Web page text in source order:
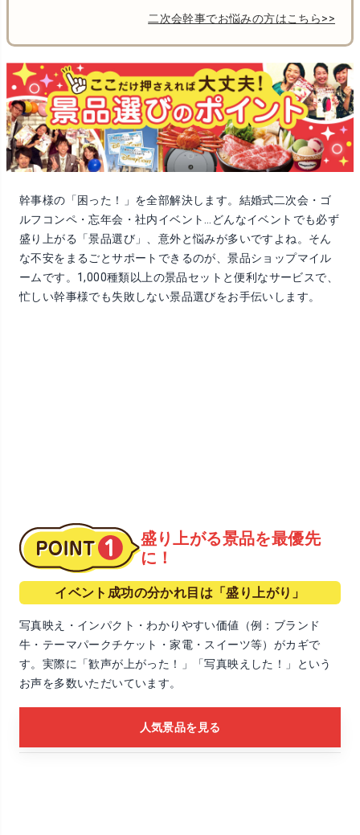
二次会幹事でお悩みの方はこちら>>
幹事様の「困った！」を全部解決します。結婚式二次会・ゴ
ルフコンペ・忘年会・社内イベント…どんなイベントでも必ず
盛り上がる「景品選び」、意外と悩みが多いですよね。そん
な不安をまるごとサポートできるのが、景品ショップマイル
ームです。 1,000種類以上の景品セットと便利なサービスで、
忙しい幹事様でも失敗しない景品選びをお手伝いします。
盛り上がる景品を最優先
に！
イベント成功の分かれ目は「盛り上がり」
写真映え・インパクト・わかりやすい価値（例：ブランド
牛・テーマパークチケット・家電・スイーツ等）がカギで
す。実際に「歓声が上がった！」「写真映えした！」という
お声を多数いただいています。
人気景品を見る